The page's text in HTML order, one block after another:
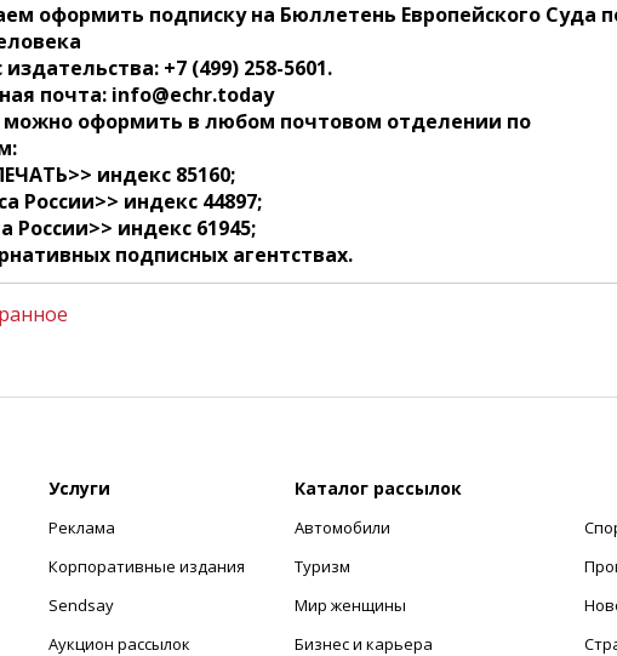
оформить подписку на Бюллетень Европейского Суда
+7 (499) 258-5601.
почта: info@echr.today
можно оформить в любом почтовом отделении по
индекс 85160;
России>> индекс 44897;
России>> индекс 61945;
подписных агентствах.
Услуги
Реклама
Корпоративные издания
Sendsay
Аукцион рассылок
Каталог рассылок
Автомобили
Туризм
Мир женщины
Бизнес и карьера